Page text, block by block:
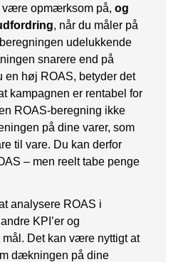
være opmærksom på,og
, når du måler på
udelukkende
snarere end på
en høj ROAS, betyder det
kampagnen er rentabel for
ROAS-beregning ikke
på dine varer, som
til vare. Du kan derfor
– men reelt tabe penge
analysere ROAS i
KPI’er og
Det kan være nyttigt at
dækningen på dine